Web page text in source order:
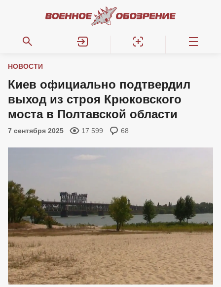
НОВОСТИ
Киев официально подтвердил
выход из строя Крюковского
моста в Полтавской области
7 сентября 2025 17 599 68